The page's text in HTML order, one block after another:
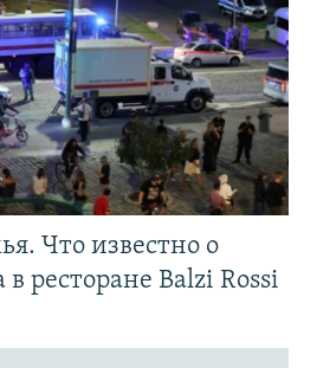
Что известно о
ресторане Balzi Rossi